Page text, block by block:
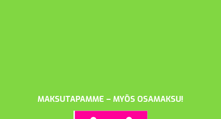
MAKSUTAPAMME – MYÖS OSAMAKSU!